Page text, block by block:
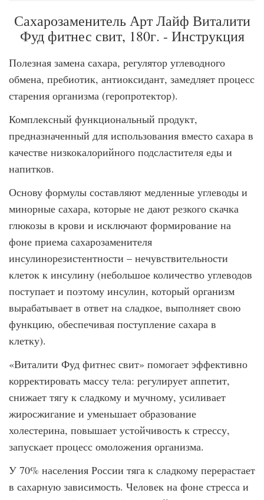
Сахарозаменитель Арт Лайф Виталити
Фуд фитнес свит, 180г. - Инструкция
Полезная замена сахара, регулятор углеводного
обмена, пребиотик, антиоксидант, замедляет процесс
старения организма (геропротектор).
Комплексный функциональный продукт,
предназначенный для использования вместо сахара в
качестве низкокалорийного подсластителя еды и
напитков.
Основу формулы составляют медленные углеводы и
минорные сахара, которые не дают резкого скачка
глюкозы в крови и исключают формирование на
фоне приема сахарозаменителя
инсулинорезистентности – нечувствительности
клеток к инсулину (небольшое количество углеводов
поступает и поэтому инсулин, который организм
вырабатывает в ответ на сладкое, выполняет свою
функцию, обеспечивая поступление сахара в
клетку).
«Виталити Фуд фитнес свит» помогает эффективно
корректировать массу тела: регулирует аппетит,
снижает тягу к сладкому и мучному, усиливает
жиросжигание и уменьшает образование
холестерина, повышает устойчивость к стрессу,
запускает процесс омоложения организма.
У 70% населения России тяга к сладкому перерастает
в сахарную зависимость. Человек на фоне стресса и